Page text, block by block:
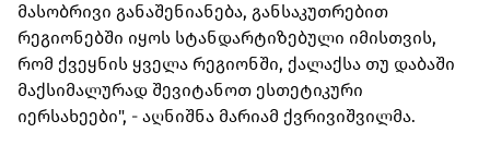
მასობრივი განაშენიანება, განსაკუთრებით
რეგიონებში იყოს სტანდარტიზებული იმისთვის,
რომ ქვეყნის ყველა რეგიონში, ქალაქსა თუ დაბაში
მაქსიმალურად შევიტანოთ ესთეტიკური
იერსახეები", - აღნიშნა მარიამ ქვრივიშვილმა.